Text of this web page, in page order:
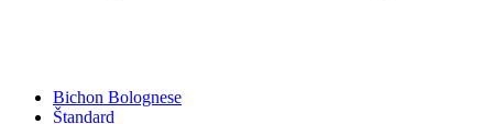
Bichon Bolognese
Štandard